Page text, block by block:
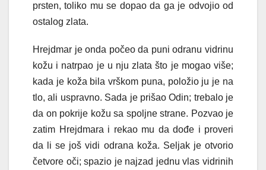
prsten, toliko mu se dopao da ga je odvojio od
ostalog zlata.
Hrejdmar je onda počeo da puni odranu vidrinu
kožu i natrpao je u nju zlata što je mogao više;
kada je koža bila vrškom puna, položio ju je na
tlo, ali uspravno. Sada je prišao Odin; trebalo je
da on pokrije kožu sa spoljne strane. Pozvao je
zatim Hrejdmara i rekao mu da dođe i proveri
da li se još vidi odrana koža. Seljak je otvorio
četvore oči; spazio je najzad jednu vlas vidrinih